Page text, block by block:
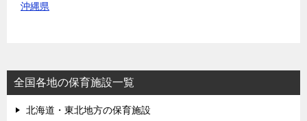
沖縄県
全国各地の保育施設一覧
北海道・東北地方の保育施設